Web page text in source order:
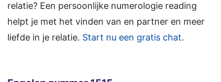
relatie? Een persoonlijke numerologie reading
helpt je met het vinden van en partner en meer
liefde in je relatie. Start nu een gratis chat.